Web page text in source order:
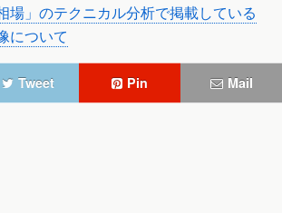
場」のテクニカル分析で掲載している
について
Tweet Pin Mail